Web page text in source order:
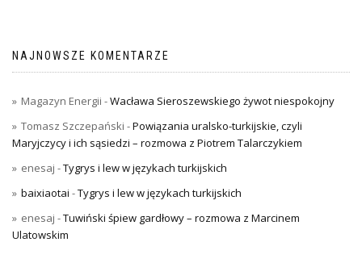
NAJNOWSZE KOMENTARZE
Magazyn Energii -Wacława Sieroszewskiego żywot niespokojny
Tomasz Szczepański -Powiązania uralsko-turkijskie, czyli
Maryjczycy i ich sąsiedzi – rozmowa z Piotrem Talarczykiem
enesaj -Tygrys i lew w językach turkijskich
baixiaotai -Tygrys i lew w językach turkijskich
enesaj -Tuwiński śpiew gardłowy – rozmowa z Marcinem
Ulatowskim